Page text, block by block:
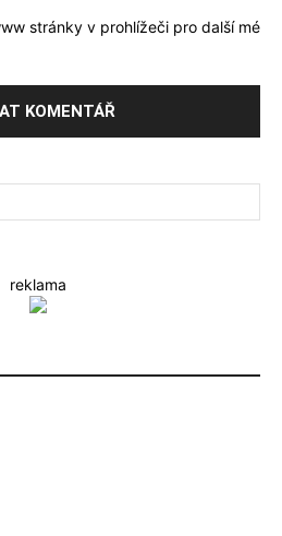
stránky v prohlížeči pro další mé
reklama